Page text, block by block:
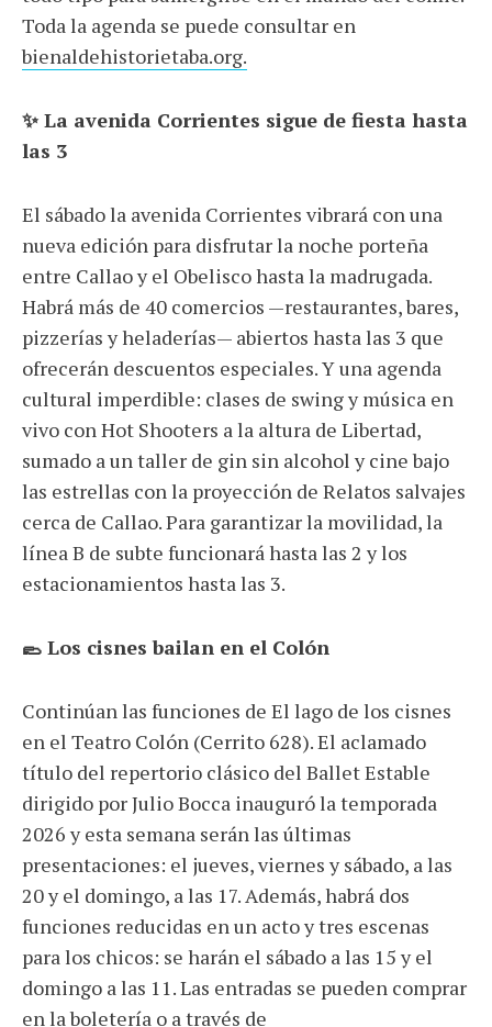
Toda la agenda se puede consultar en
bienaldehistorietaba.org.
✨ La avenida Corrientes sigue de fiesta hasta
las 3
El sábado la avenida Corrientes vibrará con una
nueva edición para disfrutar la noche porteña
entre Callao y el Obelisco hasta la madrugada.
Habrá más de 40 comercios —restaurantes, bares,
pizzerías y heladerías— abiertos hasta las 3 que
ofrecerán descuentos especiales. Y una agenda
cultural imperdible: clases de swing y música en
vivo con Hot Shooters a la altura de Libertad,
sumado a un taller de gin sin alcohol y cine bajo
las estrellas con la proyección de Relatos salvajes
cerca de Callao. Para garantizar la movilidad, la
línea B de subte funcionará hasta las 2 y los
estacionamientos hasta las 3.
🥿 Los cisnes bailan en el Colón
Continúan las funciones de El lago de los cisnes
en el Teatro Colón (Cerrito 628). El aclamado
título del repertorio clásico del Ballet Estable
dirigido por Julio Bocca inauguró la temporada
2026 y esta semana serán las últimas
presentaciones: el jueves, viernes y sábado, a las
20 y el domingo, a las 17. Además, habrá dos
funciones reducidas en un acto y tres escenas
para los chicos: se harán el sábado a las 15 y el
domingo a las 11. Las entradas se pueden comprar
en la boletería o a través de